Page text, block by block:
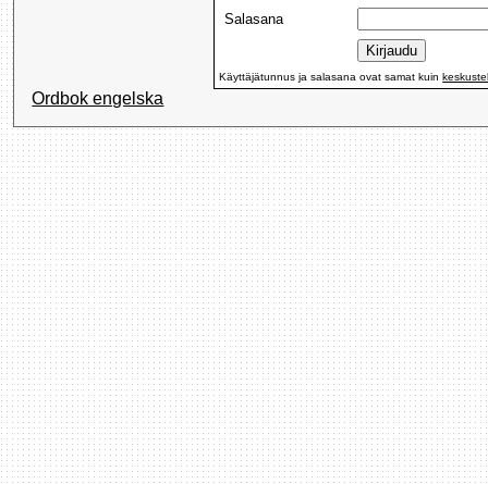
Salasana
Käyttäjätunnus ja salasana ovat samat kuin
Ordbok engelska